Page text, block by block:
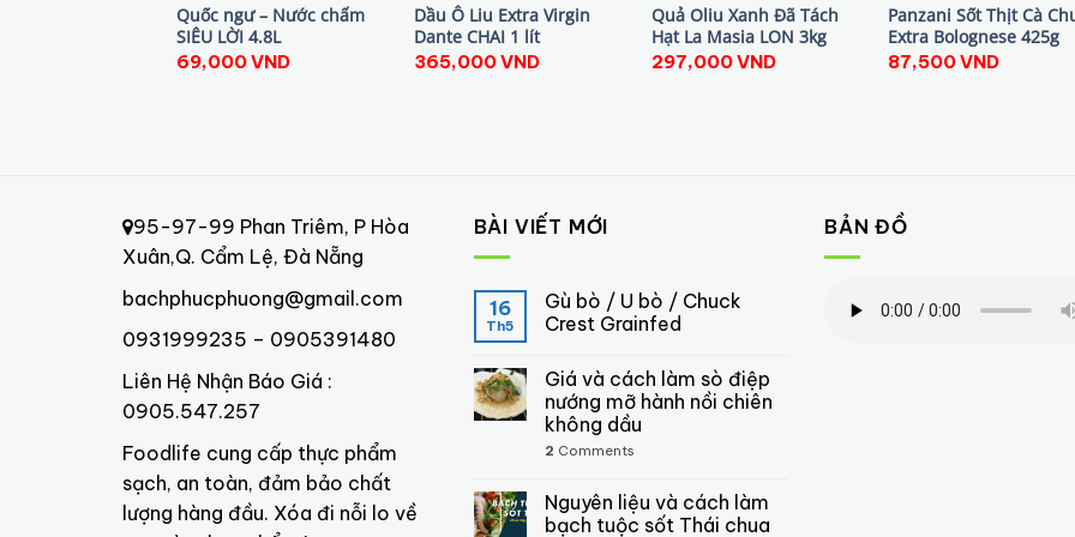
Quốc ngư – Nước chấm
SIÊU LỜI 4.8L
69,000VND
Dầu Ô Liu Extra Virgin
Dante CHAI 1 lít
365,000VND
Quả Oliu Xanh Đã Tách
Hạt La Masia LON 3kg
297,000VND
Panzani Sốt Thịt Cà
Extra Bolognese 425g
87,500VND
95-97-99 Phan Triêm, P Hòa
Xuân,Q. Cẩm Lệ, Đà Nẵng
bachphucphuong@gmail.com
0931999235 – 0905391480
Liên Hệ Nhận Báo Giá :
0905.547.257
Foodlife cung cấp thực phẩm
sạch, an toàn, đảm bảo chất
lượng hàng đầu. Xóa đi nỗi lo về
BÀI VIẾT MỚI
16
Th5
Gù bò / U bò / Chuck
Crest Grainfed
Giá và cách làm sò điệp
nướng mỡ hành nồi chiên
không dầu
2 Comments
Nguyên liệu và cách làm
bạch tuộc sốt Thái chua
BẢN ĐỒ